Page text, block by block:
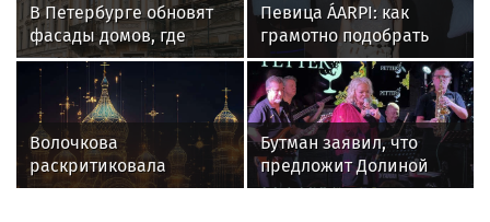
В Петербурге обновят
фасады домов, где
жили Чайковский и
Тургенев
Певица ÁARPI: как
грамотно подобрать
гардероб для
выступлений
Волочкова
раскритиковала
концерт Билана в
Бутман заявил, что
предложит Долиной
кафедру в будущем